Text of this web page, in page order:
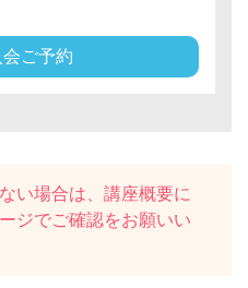
ご予約
い場合は、講座概要に
ジでご確認をお願いい